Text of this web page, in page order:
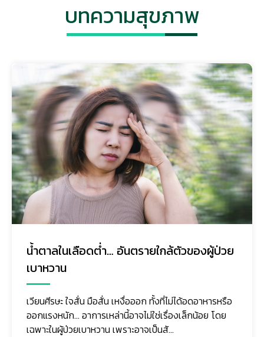
บทความสุขภาพ
น้ำตาลในเลือดต่ำ… อันตรายใกล้ตัวของผู้ป่วย
เบาหวาน
เวียนศีรษะ ใจสั่น มือสั่น เหงื่อออก ทั้งที่ไม่ได้อดอาหารหรือ
ออกแรงหนัก... อาการเหล่านี้อาจไม่ใช่เรื่องเล็กน้อย โดย
เฉพาะในผู้ป่วยเบาหวาน เพราะอาจเป็นสั...